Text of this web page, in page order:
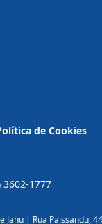
de Cookies
3602-1777
| Rua Paissandu,